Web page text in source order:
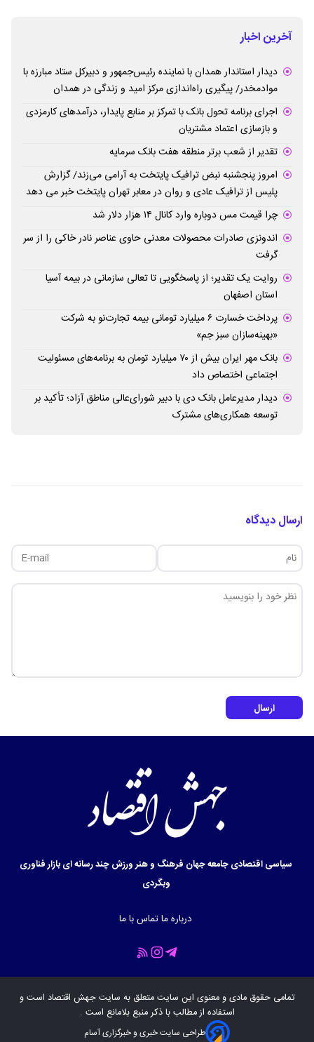
آخرین اخبار
دیدار استاندار همدان با نماینده رئیس‌جمهور و دبیرکل ستاد مبارزه با
موادمخدر/ پیگیری راه‌اندازی مرکز امید و زندگی در همدان
اجرای برنامه تحول بانک با تمرکز بر منابع پایدار، درآمدهای کارمزدی
و بازسازی اعتماد مشتریان
تقدیر از شعب برتر منطقه هفت بانک سرمایه
امروز پنجشنبه نبض ترافیک پایتخت به آرامی می‌زند/ گزارش
پلیس از ترافیک عادی و روان در معابر تهران پایتخت خبر می دهد
چرا قیمت مس دوباره وارد کانال ۱۴ هزار دلار شد
اندونزی صادرات محصولات معدنی حاوی عناصر نادر خاکی را از سر
گرفت
روایت یک تقدیر؛ از پاسخگویی تا تعالی سازمانی در بیمه آسیا
استان اصفهان
پرداخت خسارت ۶ میلیارد تومانی بیمه تجارت‌نو به شرکت
«بهینه‌سازان سبز جم»
بانک مهر ایران بیش از ۷۰ میلیارد تومان به برنامه‌های مسئولیت
اجتماعی اختصاص داد
دیدار مدیرعامل بانک دی با دبیر شورای‌عالی مناطق آزاد؛ تأکید بر
توسعه همکاری‌های مشترک
ارسال دیدگاه
ارسال
سیاسیاقتصادیجامعهجهان فرهنگ و هنرورزشچند رسانه ایبازارفناوری
وبگردی
درباره ماتماس با ما
تمامی حقوق مادی و معنوی این سایت متعلق به سایتجهش اقتصاد است و
استفاده از مطالب با ذکر منبع بلامانع است .
طراحی سایت خبری و خبرگزاری آسام